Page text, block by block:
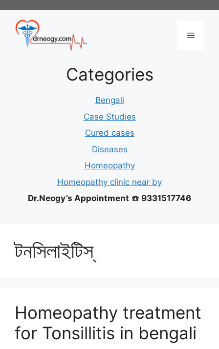
content
Menu
Categories
Bengali
Case Studies
Cured cases
Diseases
Homeopathy
Homeopathy clinic near by
Dr.Neogy’s Appointment ☎️ 9331517746
টনসিলাইটিস্
Homeopathy treatment
for Tonsillitis in bengali